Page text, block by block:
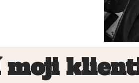
moji